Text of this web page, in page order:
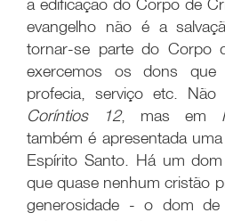
a edificação do Corpo de
evangelho não é a
tornar-se parte do Corpo
exercemos os dons
profecia, serviço etc.
Coríntios 12, mas em
também é apresentada
Espírito Santo. Há um
que quase nenhum cristão
generosidade - o dom